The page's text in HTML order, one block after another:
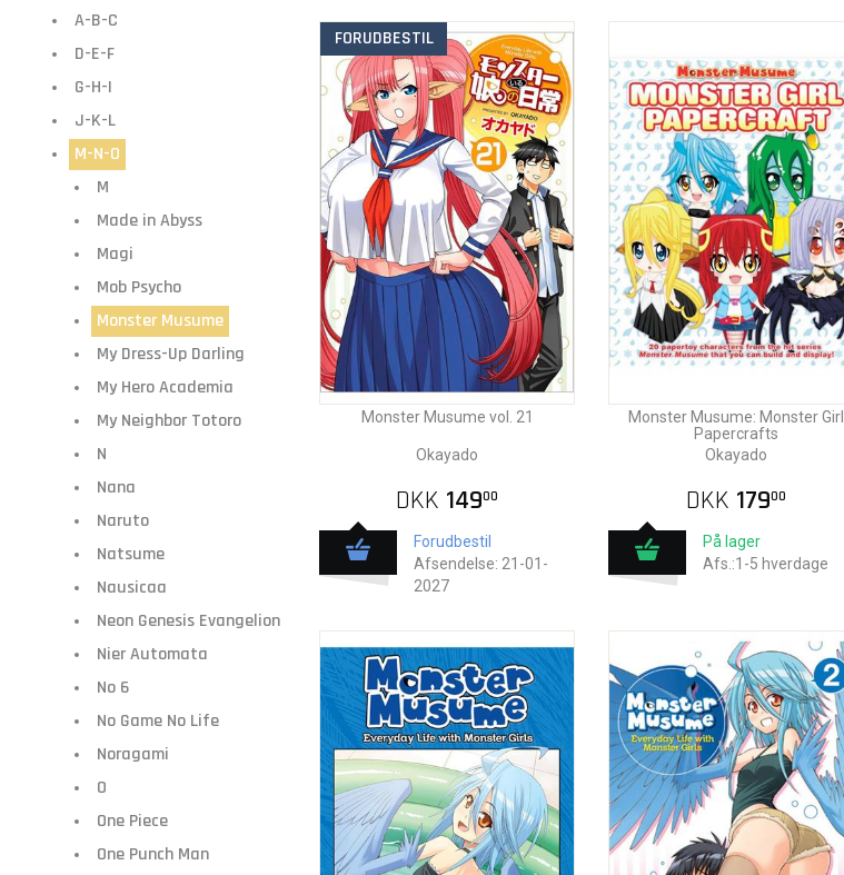
A-B-C
D-E-F
G-H-I
J-K-L
M-N-O
M
Made in Abyss
Magi
Mob Psycho
Monster Musume
My Dress-Up Darling
My Hero Academia
My Neighbor Totoro
N
Nana
Naruto
Natsume
Nausicaa
Neon Genesis Evangelion
Nier Automata
No 6
No Game No Life
Noragami
O
One Piece
One Punch Man
FORUDBESTIL
Monster Musume vol. 21
Okayado
DKK 14900
Forudbestil
Afsendelse: 21-01-
2027
Monster Musume: Monster Girl
Papercrafts
Okayado
DKK 17900
På lager
Afs.:1-5 hverdage